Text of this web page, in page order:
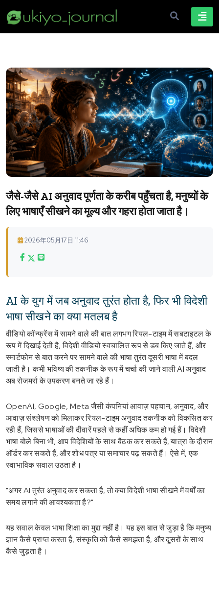
जैसे-जैसे AI अनुवाद पूर्णता के करीब पहुँचता है, मनुष्यों के
लिए भाषाएँ सीखने का मूल्य और गहरा होता जाता है।
2026年05月17日 11:46
AI के युग में जब अनुवाद तुरंत होता है, फिर भी विदेशी
भाषा सीखने का क्या मतलब है
वीडियो कॉन्फ्रेंस में सामने वाले की बात लगभग रियल-टाइम में सबटाइटल के
रूप में दिखाई देती है, विदेशी वीडियो स्वचालित रूप से डब किए जाते हैं, और
स्मार्टफोन से बात करने पर सामने वाले की भाषा तुरंत दूसरी भाषा में बदल
जाती है। कभी भविष्य की तकनीक के रूप में चर्चा की जाने वाली AI अनुवाद
अब रोजमर्रा के उपकरण बनते जा रहे हैं।
OpenAI, Google, Meta जैसी कंपनियां आवाज़ पहचान, अनुवाद, और
आवाज़ संश्लेषण को मिलाकर रियल-टाइम अनुवाद तकनीक को विकसित कर
रही हैं, जिससे भाषाओं की दीवारें पहले से कहीं अधिक कम हो गई हैं। विदेशी
भाषा बोले बिना भी, आप विदेशियों के साथ बैठक कर सकते हैं, यात्रा के दौरान
ऑर्डर कर सकते हैं, और शोध पत्र या समाचार पढ़ सकते हैं। ऐसे में, एक
स्वाभाविक सवाल उठता है।
"अगर AI तुरंत अनुवाद कर सकता है, तो क्या विदेशी भाषा सीखने में वर्षों का
समय लगाने की आवश्यकता है?"
यह सवाल केवल भाषा शिक्षा का मुद्दा नहीं है। यह इस बात से जुड़ा है कि मनुष्य
ज्ञान कैसे प्राप्त करता है, संस्कृति को कैसे समझता है, और दूसरों के साथ
कैसे जुड़ता है।